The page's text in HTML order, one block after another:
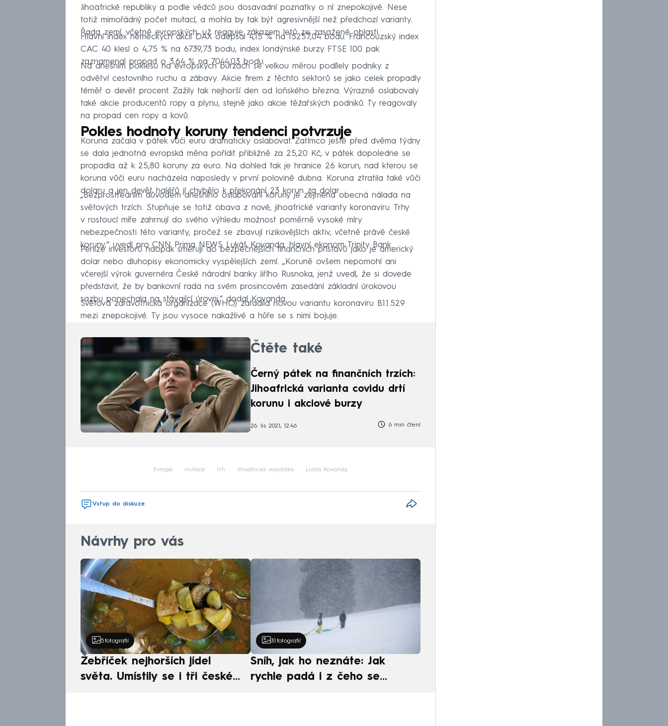
Jihoafrické republiky a podle vědců jsou dosavadní poznatky o ní znepokojivé. Nese
totiž mimořádný počet mutací, a mohla by tak být agresivnější než předchozí varianty.
Řada zemí, včetně evropských, už reaguje zákazem letů ze zasažené oblasti.
Hlavní index německých akcií DAX odepsal 4,15 % na 15257,04 bodu. Francouzský index
CAC 40 klesl o 4,75 % na 6739,73 bodu, index londýnské burzy FTSE 100 pak
zaznamenal propad o 3,64 % na 7044,03 bodu.
Na dnešním poklesu na evropských burzách se velkou měrou podílely podniky z
odvětví cestovního ruchu a zábavy. Akcie firem z těchto sektorů se jako celek propadly
téměř o devět procent. Zažily tak nejhorší den od loňského března. Výrazně oslabovaly
také akcie producentů ropy a plynu, stejně jako akcie těžařských podniků. Ty reagovaly
na propad cen ropy a kovů.
Pokles hodnoty koruny tendenci potvrzuje
Koruna začala v pátek vůči euru dramaticky oslabovat. Zatímco ještě před dvěma týdny
se dala jednotná evropská měna pořídit přibližně za 25,20 Kč, v pátek dopoledne se
propadla až k 25,80 koruny za euro. Na dohled tak je hranice 26 korun, nad kterou se
koruna vůči euru nacházela naposledy v první polovině dubna. Koruna ztratila také vůči
dolaru a jen devět haléřů jí chybělo k překonání 23 korun za dolar.
„Bezprostředním důvodem dnešního oslabování koruny je zejména obecná nálada na
světových trzích. Stupňuje se totiž obava z nové, jihoafrické varianty koronaviru. Trhy
v rostoucí míře zahrnují do svého výhledu možnost poměrně vysoké míry
nebezpečnosti této varianty, pročež se zbavují rizikovějších aktiv, včetně právě české
koruny,“ uvedl pro CNN Prima NEWS Lukáš Kovanda, hlavní ekonom Trinity Bank.
Peníze investorů naopak směřují do bezpečnějších finančních přístavů jako je americký
dolar nebo dluhopisy ekonomicky vyspělejších zemí. „Koruně ovšem nepomohl ani
včerejší výrok guvernéra České národní banky Jiřího Rusnoka, jenž uvedl, že si dovede
představit, že by bankovní rada na svém prosincovém zasedání základní úrokovou
sazbu ponechala na stávající úrovni,“ dodal Kovanda.
Světová zdravotnická organizace (WHO) zařadila novou variantu koronaviru B.1.1.529
mezi znepokojivé. Ty jsou vysoce nakažlivé a hůře se s nimi bojuje.
Čtěte také
Černý pátek na finančních trzích:
Jihoafrická varianta covidu drtí
korunu i akciové burzy
26. lis 2021, 12:46 6 min čtení
Evropa mutace trh Jihoafrická republika Lukáš Kovanda
Vstup do diskuze
Návrhy pro vás
5 fotografií
Žebříček nejhorších jídel
světa. Umístily se i tři české
31 fotografií
Sníh, jak ho neznáte: Jak
rychle padá i z čeho se